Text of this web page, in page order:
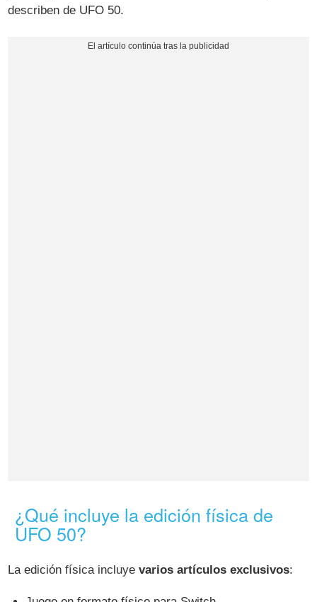
describen de UFO 50.
¿Qué incluye la edición física de
UFO 50?
La edición física incluyevarios artículos exclusivos: